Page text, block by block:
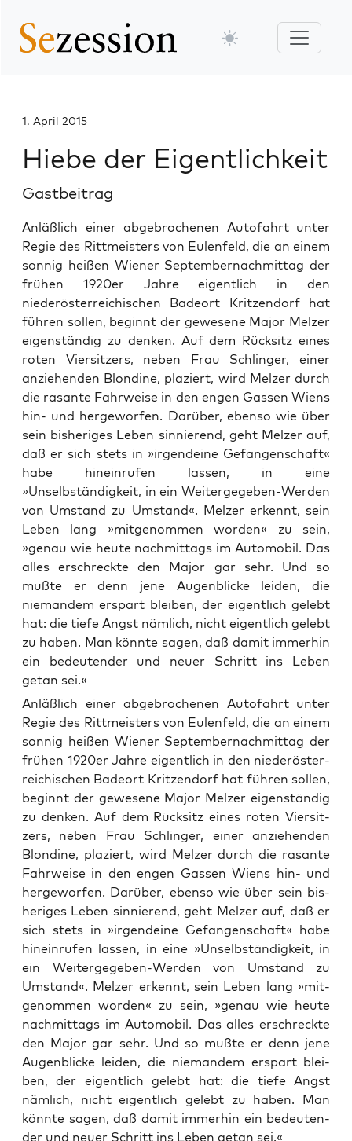
1. April 2015
Hiebe der Eigentlichkeit
Gastbeitrag
Anläßlich einer abgebrochenen Autofahrt unter
Regie des Rittmeisters von Eulenfeld, die an einem
sonnig heißen Wiener Septembernachmittag der
frühen 1920er Jahre eigentlich in den
niederösterreichischen Badeort Kritzendorf hat
führen sollen, beginnt der gewesene Major Melzer
eigenständig zu denken. Auf dem Rücksitz eines
roten Viersitzers, neben Frau Schlinger, einer
anziehenden Blondine, plaziert, wird Melzer durch
die rasante Fahrweise in den engen Gassen Wiens
hin- und hergeworfen. Darüber, ebenso wie über
sein bisheriges Leben sinnierend, geht Melzer auf,
daß er sich stets in »irgendeine Gefangenschaft«
habe hineinrufen lassen, in eine
»Unselbständigkeit, in ein Weitergegeben-Werden
von Umstand zu Umstand«. Melzer erkennt, sein
Leben lang »mitgenommen worden« zu sein,
»genau wie heute nachmittags im Automobil. Das
alles erschreckte den Major gar sehr. Und so
mußte er denn jene Augenblicke leiden, die
niemandem erspart bleiben, der eigentlich gelebt
hat: die tiefe Angst nämlich, nicht eigentlich gelebt
zu haben. Man könnte sagen, daß damit immerhin
ein bedeutender und neuer Schritt ins Leben
getan sei.«
Anläß­lich einer abge­bro­che­nen Auto­fahrt unter
Regie des Ritt­meis­ters von Eulen­feld, die an einem
son­nig hei­ßen Wie­ner Sep­tem­ber­nach­mit­tag der
frü­hen 1920er Jah­re eigent­lich in den nie­der­ös­ter­
rei­chi­schen Bade­ort Krit­zen­dorf hat füh­ren sol­len,
beginnt der gewe­se­ne Major Mel­zer eigen­stän­dig
zu den­ken. Auf dem Rück­sitz eines roten Vier­sit­
zers, neben Frau Schlin­ger, einer anzie­hen­den
Blon­di­ne, pla­ziert, wird Mel­zer durch die rasan­te
Fahr­wei­se in den engen Gas­sen Wiens hin- und
her­ge­wor­fen. Dar­über, eben­so wie über sein bis­
he­ri­ges Leben sin­nie­rend, geht Mel­zer auf, daß er
sich stets in »irgend­ei­ne Gefan­gen­schaft« habe
hin­ein­ru­fen las­sen, in eine »Unselb­stän­dig­keit, in
ein Wei­ter­ge­ge­ben-Wer­den von Umstand zu
Umstand«. Mel­zer erkennt, sein Leben lang »mit­
ge­nom­men wor­den« zu sein, »genau wie heu­te
nach­mit­tags im Auto­mo­bil. Das alles erschreck­te
den Major gar sehr. Und so muß­te er denn jene
Augen­bli­cke lei­den, die nie­man­dem erspart blei­
ben, der eigent­lich gelebt hat: die tie­fe Angst
näm­lich, nicht eigent­lich gelebt zu haben. Man
könn­te sagen, daß damit immer­hin ein bedeu­ten­
der und neu­er Schritt ins Leben getan sei.«